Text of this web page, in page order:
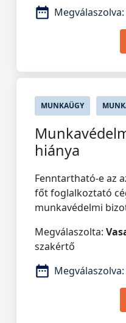
Megválaszolva:
MUNKAÜGY
hiánya
Fenntartható-e az
főt foglalkoztató
munkavédelmi
Megválaszolta:
szakértő
Megválaszolva: